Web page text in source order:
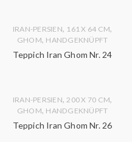
IRAN-PERSIEN, 161 X 64 CM,
GHOM, HANDGEKNÜPFT
Teppich Iran Ghom Nr. 24
IRAN-PERSIEN, 200 X 70 CM,
GHOM, HANDGEKNÜPFT
Teppich Iran Ghom Nr. 26